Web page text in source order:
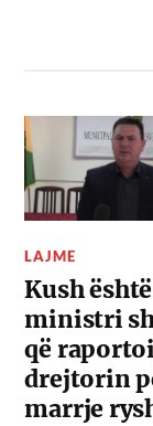
LAJME
Kush
ministri
që raportoi
drejtorin
marrje